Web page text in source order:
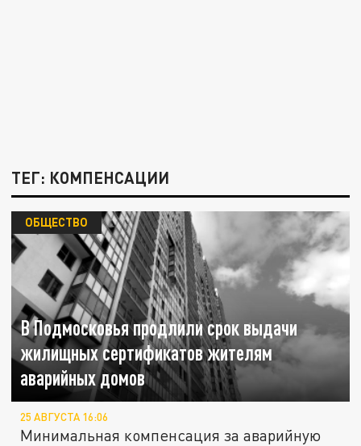
ТЕГ: КОМПЕНСАЦИИ
В Подмосковья продлили срок выдачи
жилищных сертификатов жителям
аварийных домов
ОБЩЕСТВО
25 АВГУСТА 16:06
Минимальная компенсация за аварийную